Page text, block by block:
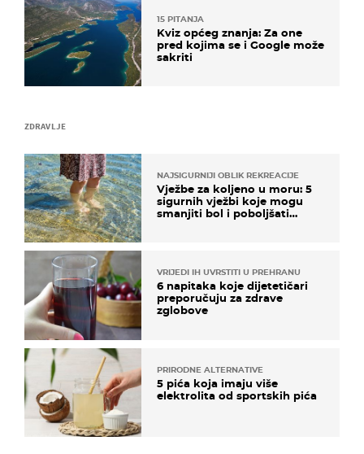
ZDRAVLJE
NAJSIGURNIJI OBLIK REKREACIJE
Vježbe za koljeno u moru: 5
sigurnih vježbi koje mogu
smanjiti bol i poboljšati
VRIJEDI IH UVRSTITI U PREHRANU
6 napitaka koje dijetetičari
preporučuju za zdrave
zglobove
PRIRODNE ALTERNATIVE
5 pića koja imaju više
elektrolita od sportskih pića
15 PITANJA
Kviz općeg znanja: Za one
pred kojima se i Google može
sakriti